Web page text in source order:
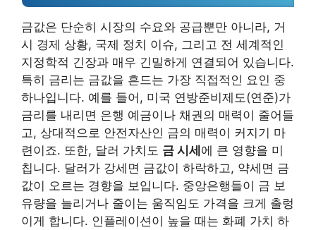
금값은 단순히 시장의 수요와 공급뿐만 아니라, 거
시 경제 상황, 국제 정치 이슈, 그리고 전 세계적인
지정학적 긴장과 매우 긴밀하게 연결되어 있습니다.
특히 금리는 금값을 흔드는 가장 직접적인 요인 중
하나입니다. 예를 들어, 미국 연방준비제도(연준)가
금리를 내리면 은행 예금이나 채권의 매력이 줄어들
고, 상대적으로 안전자산인 금의 매력이 커지기 마
련이죠. 또한, 달러 가치도 금 시세에 큰 영향을 미
칩니다. 달러가 강세면 금값이 하락하고, 약세면 금
값이 오르는 경향을 보입니다. 중앙은행들이 금 보
유량을 늘리거나 줄이는 움직임도 가격을 크게 출렁
이게 합니다. 인플레이션이 높을 때는 화폐 가치 하